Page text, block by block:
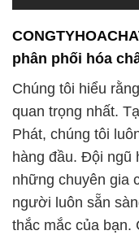
phân phối hóa
Chúng tôi hiểu
quan trọng nhất.
Phát, chúng tôi
hàng đầu. Đội ngũ
những chuyên gia
người luôn sẵn
thắc mắc của bạn.